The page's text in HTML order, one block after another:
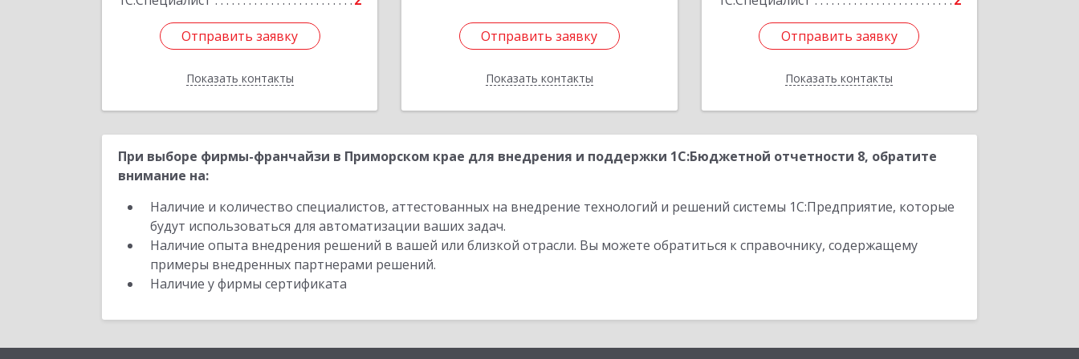
Отправить заявку
Показать контакты
Отправить заявку
Назад
Отправить заявку
Показать контакты
Отправить заявку
Назад
Отправить заявку
Показать контакты
Отправить заявку
Назад
При выборе фирмы-франчайзи в Приморском крае для внедрения и поддержки 1С:Бюджетной отчетности 8, обратите
внимание на:
Наличие и количество специалистов, аттестованных на внедрение технологий и решений системы 1С:Предприятие, которые
будут использоваться для автоматизации ваших задач.
Наличие опыта внедрения решений в вашей или близкой отрасли. Вы можете обратиться к справочнику, содержащему
примеры внедренных партнерами решений.
Наличие у фирмы сертификата